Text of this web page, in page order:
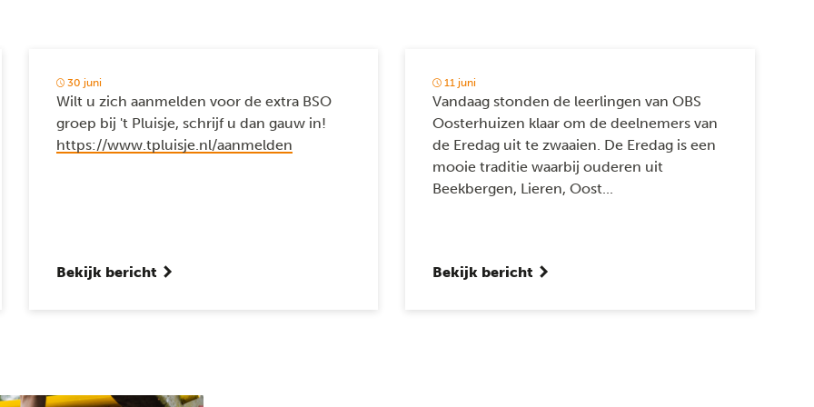
30 juni
Wilt u zich aanmelden voor de extra BSO
groep bij 't Pluisje, schrijf u dan gauw in!
https://www.tpluisje.nl/aanmelden
Bekijk bericht
11 juni
Vandaag stonden de leerlingen van OBS
Oosterhuizen klaar om de deelnemers van
de Eredag uit te zwaaien. De Eredag is een
mooie traditie waarbij ouderen uit
Beekbergen, Lieren, Oost...
Bekijk bericht